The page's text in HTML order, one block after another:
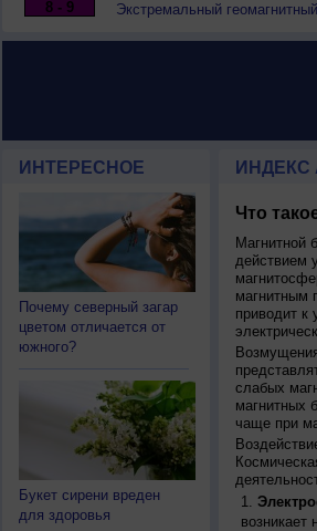
8 - 9
Экстремальный
ИНТЕРЕСНОЕ
Почему северный загар
цветом отличается от
южного?
Букет сирени вреден
для здоровья
ИНДЕКС
Что
Магнитной
действием
магнитным
приводит
слабых
магнитных
чаще при
возникает